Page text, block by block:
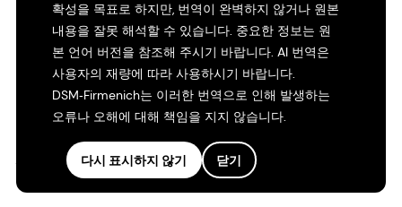
확성을 목표로 하지만, 번역이 완벽하지 않거나 원본
내용을 잘못 해석할 수 있습니다. 중요한 정보는 원
본 언어 버전을 참조해 주시기 바랍니다. AI 번역은
사용자의 재량에 따라 사용하시기 바랍니다.
DSM‑Firmenich는 이러한 번역으로 인해 발생하는
오류나 오해에 대해 책임을 지지 않습니다.
다시 표시하지 않기 닫기
캘리포니아 투명성
접근성 성명서
법적 정보
사이트 맵